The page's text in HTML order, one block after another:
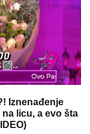
Iznenađenje
licu, a evo šta